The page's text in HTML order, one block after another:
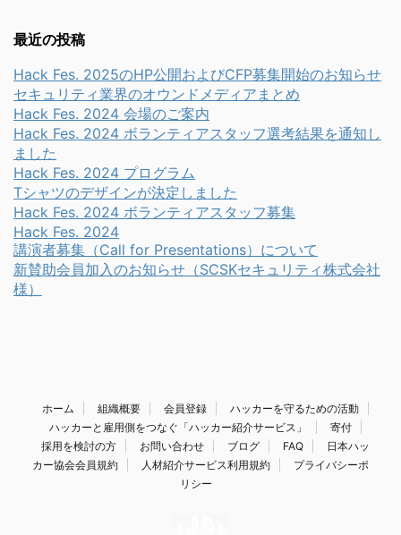
最近の投稿
Hack Fes. 2025のHP公開およびCFP募集開始のお知らせ
セキュリティ業界のオウンドメディアまとめ
Hack Fes. 2024 会場のご案内
Hack Fes. 2024 ボランティアスタッフ選考結果を通知し
ました
Hack Fes. 2024 プログラム
Tシャツのデザインが決定しました
Hack Fes. 2024 ボランティアスタッフ募集
Hack Fes. 2024
講演者募集（Call for Presentations）について
新賛助会員加入のお知らせ（SCSKセキュリティ株式会社
様）
ホーム 組織概要 会員登録
ハッカーを守るための活動
ハッカーと雇用側をつなぐ「ハッカー紹介サービス」
寄付
採用を検討の方
お問い合わせ ブログ FAQ
日本ハッ
カー協会会員規約
人材紹介サービス利用規約
プライバシーポ
リシー